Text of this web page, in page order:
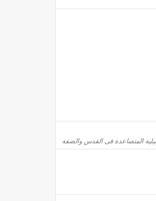
بعد الاستقبال التاريخي
المتصاعدة فى القدس والضفة